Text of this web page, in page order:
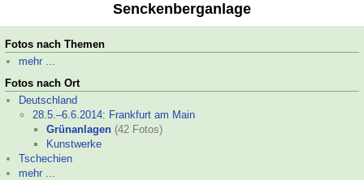
Senckenberganlage
Fotos nach Themen
mehr ...
Fotos nach Ort
Deutschland
28.5.–6.6.2014: Frankfurt am Main
Grünanlagen (42 Fotos)
Kunstwerke
Tschechien
mehr ...